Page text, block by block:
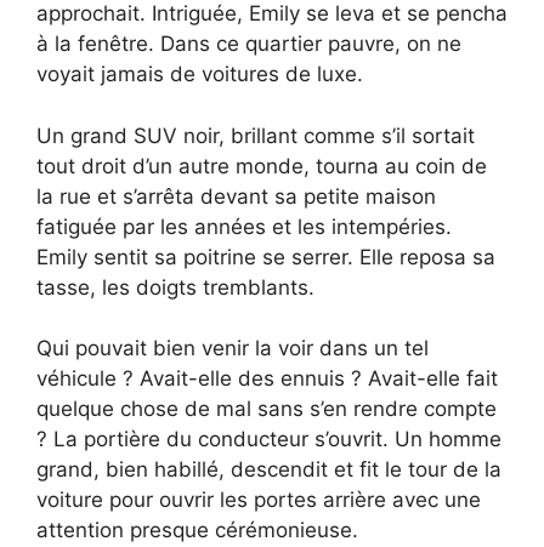
approchait. Intriguée, Emily se leva et se pencha
à la fenêtre. Dans ce quartier pauvre, on ne
voyait jamais de voitures de luxe.
Un grand SUV noir, brillant comme s’il sortait
tout droit d’un autre monde, tourna au coin de
la rue et s’arrêta devant sa petite maison
fatiguée par les années et les intempéries.
Emily sentit sa poitrine se serrer. Elle reposa sa
tasse, les doigts tremblants.
Qui pouvait bien venir la voir dans un tel
véhicule ? Avait-elle des ennuis ? Avait-elle fait
quelque chose de mal sans s’en rendre compte
? La portière du conducteur s’ouvrit. Un homme
grand, bien habillé, descendit et fit le tour de la
voiture pour ouvrir les portes arrière avec une
attention presque cérémonieuse.